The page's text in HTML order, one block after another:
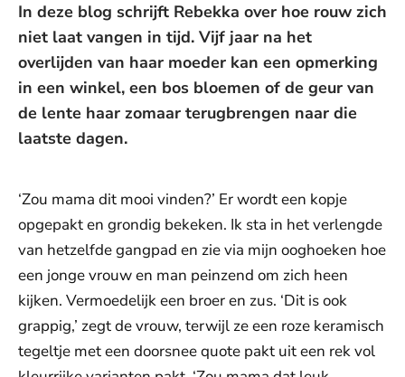
In deze blog schrijft Rebekka over hoe rouw zich
niet laat vangen in tijd. Vijf jaar na het
overlijden van haar moeder kan een opmerking
in een winkel, een bos bloemen of de geur van
de lente haar zomaar terugbrengen naar die
laatste dagen.
‘Zou mama dit mooi vinden?’ Er wordt een kopje
opgepakt en grondig bekeken. Ik sta in het verlengde
van hetzelfde gangpad en zie via mijn ooghoeken hoe
een jonge vrouw en man peinzend om zich heen
kijken. Vermoedelijk een broer en zus. ‘Dit is ook
grappig,’ zegt de vrouw, terwijl ze een roze keramisch
tegeltje met een doorsnee quote pakt uit een rek vol